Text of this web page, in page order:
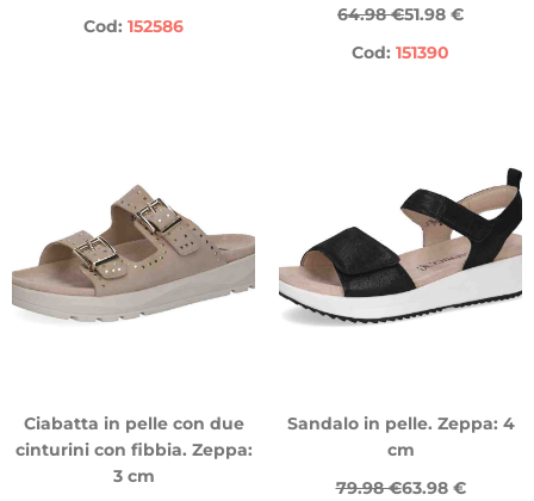
Cod: 152586
64.98 €51.98 €
Cod: 151390
Ciabatta in pelle con due
cinturini con fibbia. Zeppa:
3 cm
Sandalo in pelle. Zeppa: 4
cm
79.98 €63.98 €